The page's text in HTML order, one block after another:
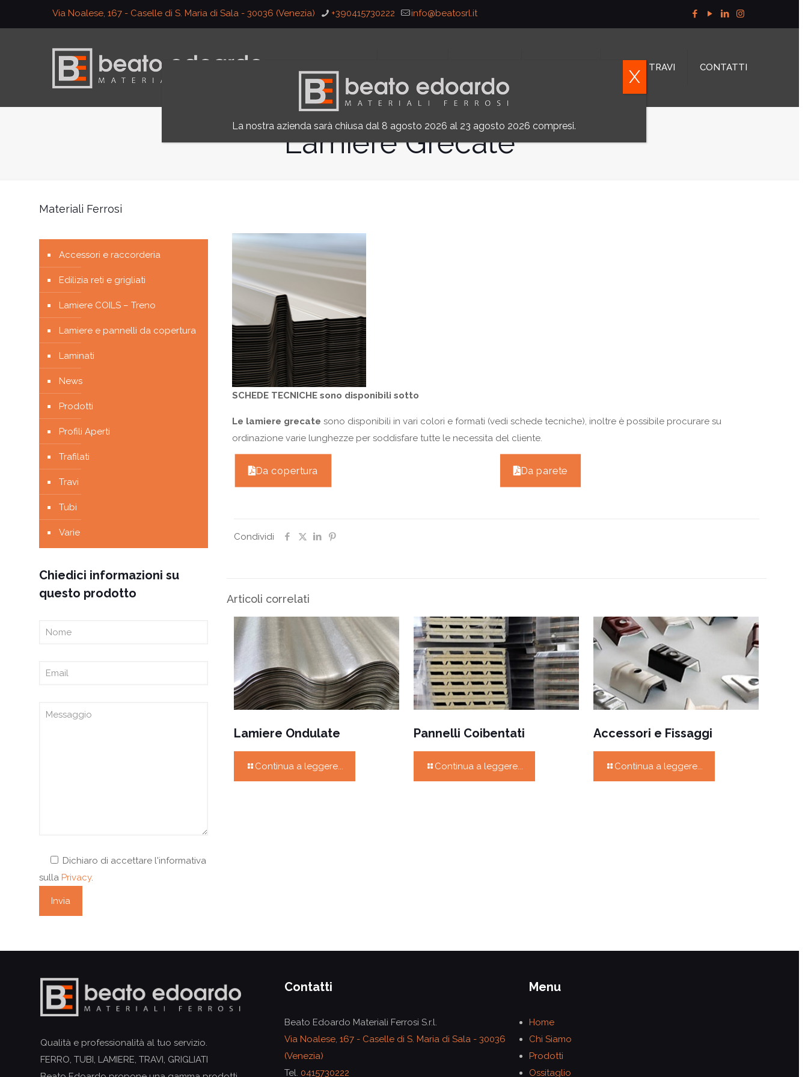
Via Noalese, 167 - Caselle di S. Maria di Sala - 30036 (Venezia) +390415730222 info@beatosrl.it
TAGLIO TRAVI CONTATTI
Lamiere Grecate
SCHEDE TECNICHE sono disponibili sotto
Le lamiere grecate sono disponibili in vari colori e formati (vedi schede tecniche), inoltre è possibile procurare su
ordinazione varie lunghezze per soddisfare tutte le necessita del cliente.
Da copertura Da parete
Condividi
Articoli correlati
Lamiere Ondulate
Continua a leggere...
Pannelli Coibentati
Continua a leggere...
Accessori e Fissaggi
Continua a leggere...
Materiali Ferrosi
Accessori e raccorderia
Edilizia reti e grigliati
Lamiere COILS – Treno
Lamiere e pannelli da copertura
Laminati
News
Prodotti
Profili Aperti
Trafilati
Travi
Tubi
Varie
Chiedici informazioni su
questo prodotto
Dichiaro di accettare l'informativa
sulla Privacy.
Qualità e professionalità al tuo servizio.
FERRO, TUBI, LAMIERE, TRAVI, GRIGLIATI
Contatti
Beato Edoardo Materiali Ferrosi S.r.l.
Via Noalese, 167 - Caselle di S. Maria di Sala - 30036
(Venezia)
Tel. 0415730222
Menu
Home
Chi Siamo
Prodotti
Ossitaglio
La nostra azienda sarà chiusa dal 8 agosto 2026 al 23 agosto 2026 compresi.
X